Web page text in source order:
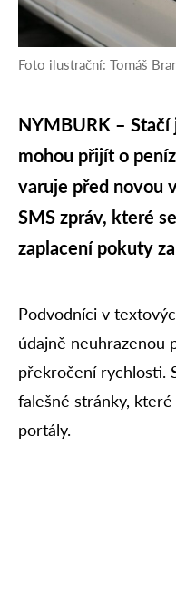
Foto ilustrační: Tomáš
NYMBURK –
mohou přijít o
varuje před novou
SMS zpráv, které
zaplacení pokuty
Podvodníci v
údajně neuhrazenou
překročení rychlosti.
falešné stránky,
portály.